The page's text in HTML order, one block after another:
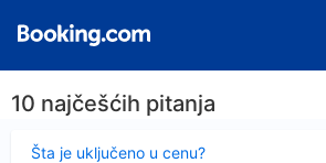
10 najčešćih pitanja
Šta je uključeno u cenu?
Sažeto